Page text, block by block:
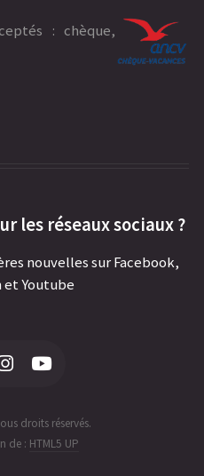
: chèque,
les réseaux sociaux ?
nouvelles sur Facebook,
et Youtube
droits réservés.
de : HTML5 UP